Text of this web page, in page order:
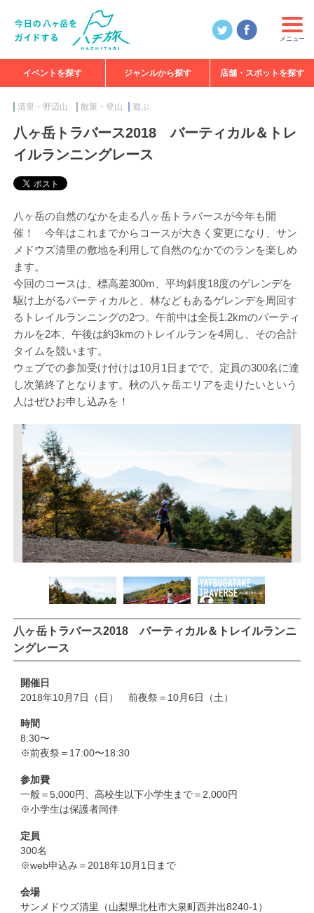
メニュー
イベントを探す ジャンルから探す 店舗・スポットを探す
清里・野辺山 散策・登山 遊ぶ
八ヶ岳トラバース2018 バーティカル＆トレ
イルランニングレース
八ヶ岳の自然のなかを走る八ヶ岳トラバースが今年も開
催！ 今年はこれまでからコースが大きく変更になり、サン
メドウズ清里の敷地を利用して自然のなかでのランを楽しめ
ます。
今回のコースは、標高差300m、平均斜度18度のゲレンデを
駆け上がるバーティカルと、林などもあるゲレンデを周回す
るトレイルランニングの2つ。午前中は全長1.2kmのバーティ
カルを2本、午後は約3kmのトレイルランを4周し、その合計
タイムを競います。
ウェブでの参加受け付けは10月1日までで、定員の300名に達
し次第終了となります。秋の八ヶ岳エリアを走りたいという
人はぜひお申し込みを！
八ヶ岳トラバース2018 バーティカル＆トレイルランニ
ングレース
開催日
2018年10月7日（日） 前夜祭＝10月6日（土）
時間
8:30〜
※前夜祭＝17:00〜18:30
参加費
一般＝5,000円、高校生以下小学生まで＝2,000円
※小学生は保護者同伴
定員
300名
※web申込み＝2018年10月1日まで
会場
サンメドウズ清里（山梨県北杜市大泉町西井出8240-1）